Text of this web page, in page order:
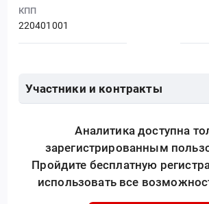
КПП
220401001
Участники и контракты
Аналитика доступна
зарегистрированным
Пройдите бесплатную
использовать все